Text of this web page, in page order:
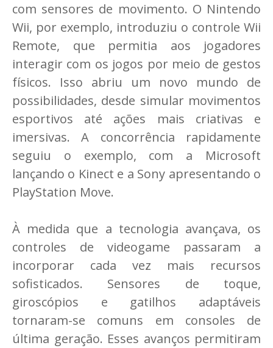
com sensores de movimento. O Nintendo
Wii, por exemplo, introduziu o controle Wii
Remote, que permitia aos jogadores
interagir com os jogos por meio de gestos
físicos. Isso abriu um novo mundo de
possibilidades, desde simular movimentos
esportivos até ações mais criativas e
imersivas. A concorrência rapidamente
seguiu o exemplo, com a Microsoft
lançando o Kinect e a Sony apresentando o
PlayStation Move.
À medida que a tecnologia avançava, os
controles de videogame passaram a
incorporar cada vez mais recursos
sofisticados. Sensores de toque,
giroscópios e gatilhos adaptáveis
tornaram-se comuns em consoles de
última geração. Esses avanços permitiram